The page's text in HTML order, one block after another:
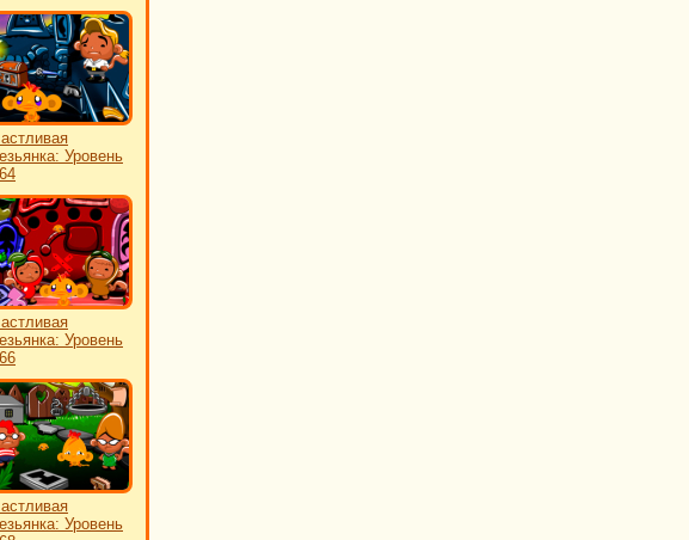
Уровень
Уровень
Уровень